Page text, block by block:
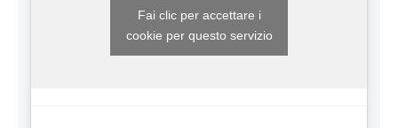
Fai clic per accettare i
cookie per questo servizio